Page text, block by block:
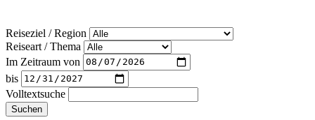
Reiseziel / Region
Reiseart / Thema
Im Zeitraum von
bis
Volltextsuche
Suchen